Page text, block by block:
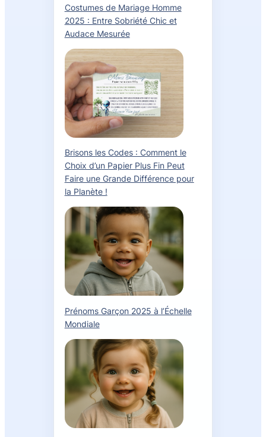
Costumes de Mariage Homme
2025 : Entre Sobriété Chic et
Audace Mesurée
Brisons les Codes : Comment le
Choix d’un Papier Plus Fin Peut
Faire une Grande Différence pour
la Planète !
Prénoms Garçon 2025 à l’Échelle
Mondiale